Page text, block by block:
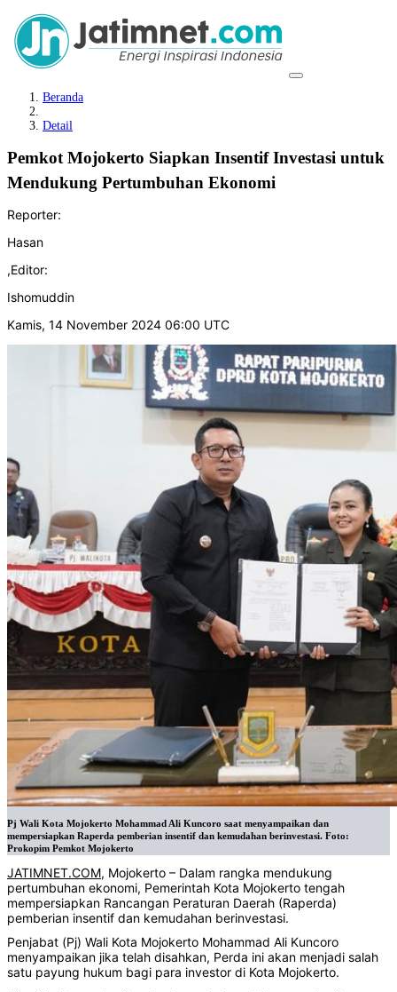
Beranda
Detail
Pemkot Mojokerto Siapkan Insentif Investasi untuk
Mendukung Pertumbuhan Ekonomi
Reporter:
Hasan
,Editor:
Ishomuddin
Kamis, 14 November 2024 06:00 UTC
Pj Wali Kota Mojokerto Mohammad Ali Kuncoro saat menyampaikan dan
mempersiapkan Raperda pemberian insentif dan kemudahan berinvestasi. Foto:
Prokopim Pemkot Mojokerto
JATIMNET.COM, Mojokerto – Dalam rangka mendukung
pertumbuhan ekonomi, Pemerintah Kota Mojokerto tengah
mempersiapkan Rancangan Peraturan Daerah (Raperda)
pemberian insentif dan kemudahan berinvestasi.
Penjabat (Pj) Wali Kota Mojokerto Mohammad Ali Kuncoro
menyampaikan jika telah disahkan, Perda ini akan menjadi salah
satu payung hukum bagi para investor di Kota Mojokerto.